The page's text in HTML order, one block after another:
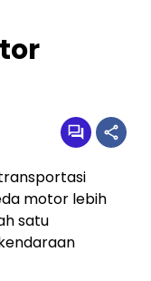
motor lebih
satu